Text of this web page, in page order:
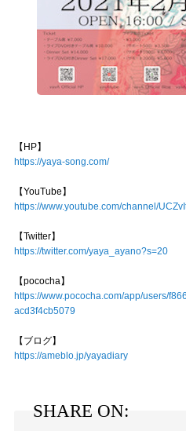
【HP】
https://yaya-song.com/
【YouTube】
https://www.youtube.com/channel/
【Twitter】
https://twitter.com/yaya_ayano?s=20
【pococha】
https://www.pococha.com/app/users/
acd3f4cb5079
【ブログ】
https://ameblo.jp/yayadiary
SHARE ON: